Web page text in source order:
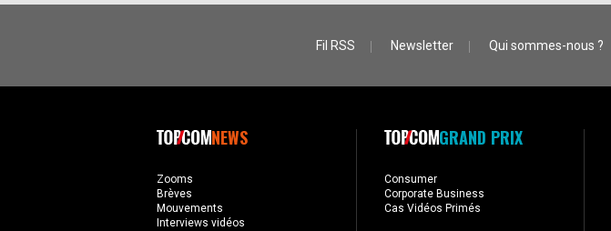
Fil RSS Newsletter Qui sommes-nous ?
NEWS
Zooms
Brèves
Mouvements
Interviews vidéos
GRAND PRIX
Consumer
Corporate Business
Cas Vidéos Primés